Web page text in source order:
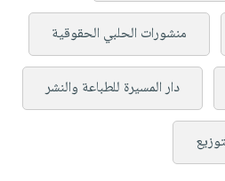
منشورات الحلبي الحقوقية
دار المسيرة للطباعة والنشر